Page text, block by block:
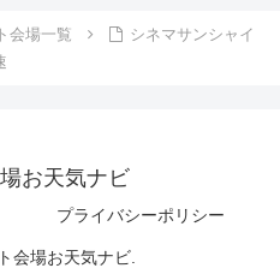
会場一覧
シネマサンシャイ
お天気ナビ
プライバシーポリシー
会場お天気ナビ.